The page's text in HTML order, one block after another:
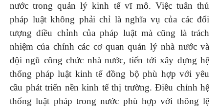
nước trong quản lý kinh tế vĩ mô. Việc tuân thủ
pháp luật không phải chỉ là nghĩa vụ của các đối
tượng điều chỉnh của pháp luật mà cũng là trách
nhiệm của chính các cơ quan quản lý nhà nước và
đội ngũ công chức nhà nước, tiến tới xây dựng hệ
thống pháp luật kinh tế đồng bộ phù hợp với yêu
cầu phát triển nền kinh tế thị trường. Điều chỉnh hệ
thống luật pháp trong nước phù hợp với thông lệ